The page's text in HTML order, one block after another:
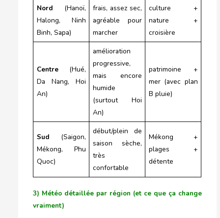
Nord (Hanoï,
Halong, Ninh
Binh, Sapa)
frais, assez sec,
agréable pour
marcher
culture +
nature +
croisière
Centre (Hué,
Da Nang, Hoi
An)
amélioration
progressive,
mais encore
humide
(surtout Hoi
An)
patrimoine +
mer (avec plan
B pluie)
Sud (Saigon,
Mékong, Phu
Quoc)
début/plein de
saison sèche,
très
confortable
Mékong +
plages +
détente
3) Météo détaillée par région (et ce que ça change
vraiment)